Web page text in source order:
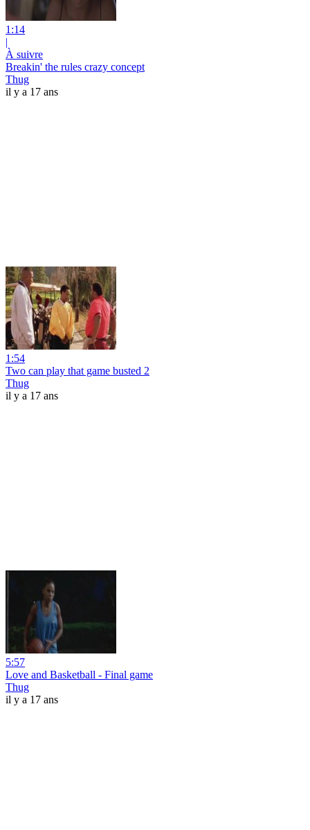
1:14
|
À suivre
Breakin' the rules crazy concept
Thug
il y a 17 ans
1:54
Two can play that game busted 2
Thug
il y a 17 ans
5:57
Love and Basketball - Final game
Thug
il y a 17 ans